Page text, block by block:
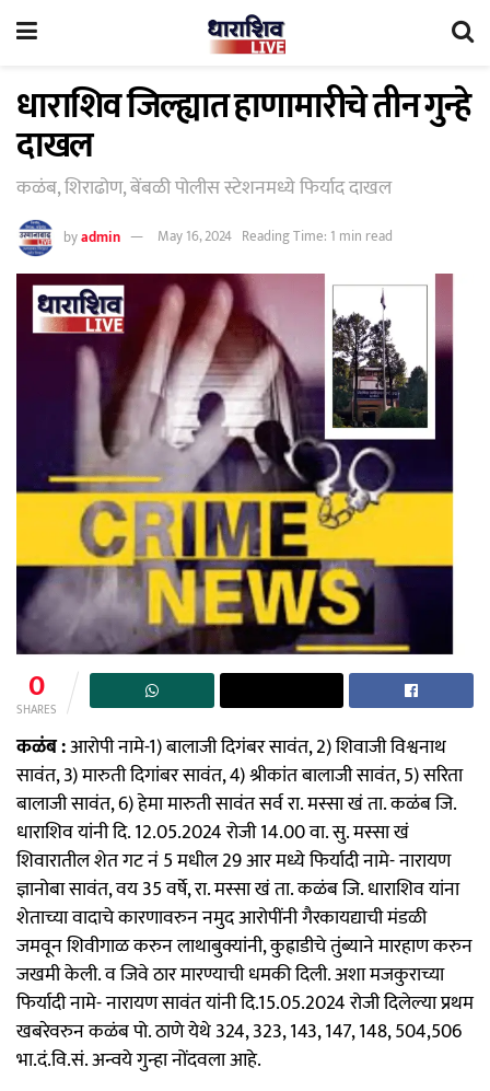
धाराशिव जिल्ह्यात हाणामारीचे तीन गुन्हे
दाखल
कळंब, शिराढोण, बेंबळी पोलीस स्टेशनमध्ये फिर्याद दाखल
byadmin May 16, 2024 Reading Time: 1 min read
0
SHARES
कळंब :आरोपी नामे-1) बालाजी दिगंबर सावंत, 2) शिवाजी विश्वनाथ
सावंत, 3) मारुती दिगांबर सावंत, 4) श्रीकांत बालाजी सावंत, 5) सरिता
बालाजी सावंत, 6) हेमा मारुती सावंत सर्व रा. मस्सा खं ता. कळंब जि.
धाराशिव यांनी दि. 12.05.2024 रोजी 14.00 वा. सु. मस्सा खं
शिवारातील शेत गट नं 5 मधील 29 आर मध्ये फिर्यादी नामे- नारायण
ज्ञानोबा सावंत, वय 35 वर्षे, रा. मस्सा खं ता. कळंब जि. धाराशिव यांना
शेताच्या वादाचे कारणावरुन नमुद आरोपींनी गैरकायद्याची मंडळी
जमवून शिवीगाळ करुन लाथाबुक्यांनी, कुह्राडीचे तुंब्याने मारहाण करुन
जखमी केली. व जिवे ठार मारण्याची धमकी दिली. अशा मजकुराच्या
फिर्यादी नामे- नारायण सावंत यांनी दि.15.05.2024 रोजी दिलेल्या प्रथम
खबरेवरुन कळंब पो. ठाणे येथे 324, 323, 143, 147, 148, 504,506
भा.दं.वि.सं. अन्वये गुन्हा नोंदवला आहे.